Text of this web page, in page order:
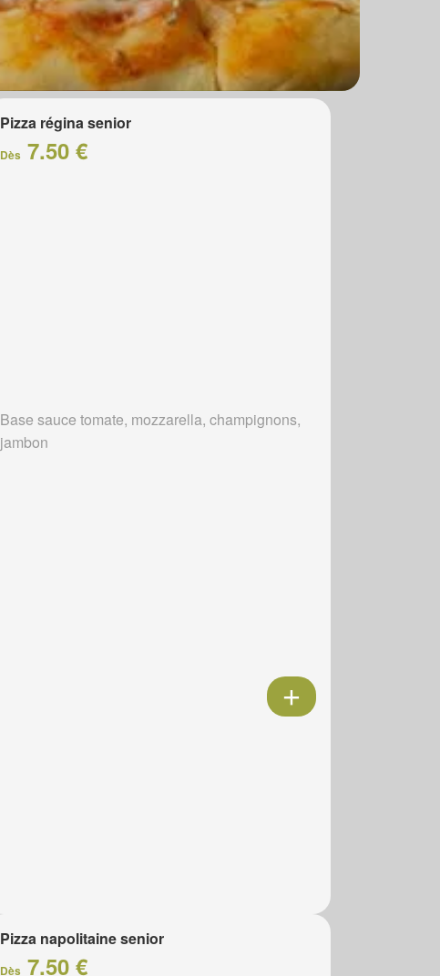
Pizza régina senior
Dès 7.50 €
Base sauce tomate, mozzarella, champignons,
jambon
Pizza napolitaine senior
Dès 7.50 €